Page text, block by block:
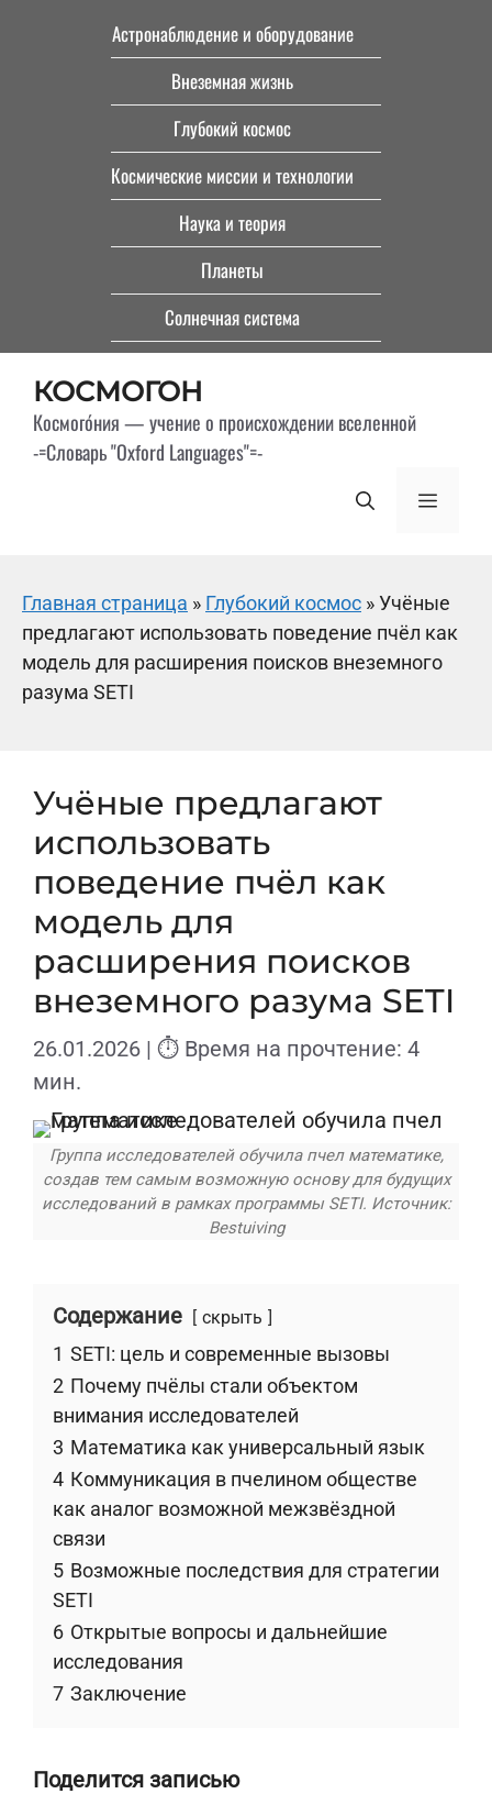
Астронаблюдение и оборудование
Внеземная жизнь
Глубокий космос
Космические миссии и технологии
Наука и теория
Планеты
Солнечная система
КОСМОГОН
Космого́ния — учение о происхождении вселенной
-=Словарь "Oxford Languages"=-
Меню
Главная страница » Глубокий космос »Учёные
предлагают использовать поведение пчёл как
модель для расширения поисков внеземного
разума SETI
Учёные предлагают
использовать
поведение пчёл как
модель для
расширения поисков
внеземного разума SETI
26.01.2026 | ⏱ Время на прочтение: 4
мин.
Группа исследователей обучила пчел математике,
создав тем самым возможную основу для будущих
исследований в рамках программы SETI. Источник:
Bestuiving
Содержание скрыть
1 SETI: цель и современные вызовы
2 Почему пчёлы стали объектом
внимания исследователей
3 Математика как универсальный язык
4 Коммуникация в пчелином обществе
как аналог возможной межзвёздной
связи
5 Возможные последствия для стратегии
SETI
6 Открытые вопросы и дальнейшие
исследования
7 Заключение
Поделится записью